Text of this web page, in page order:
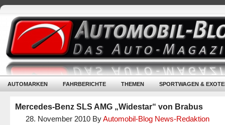
AUTOMARKEN FAHRBERICHTE THEMEN SPORTWAGEN &
Mercedes-Benz SLS AMG „Widestar“ von Brabus
28. November 2010 ByAutomobil-Blog News-Redaktion